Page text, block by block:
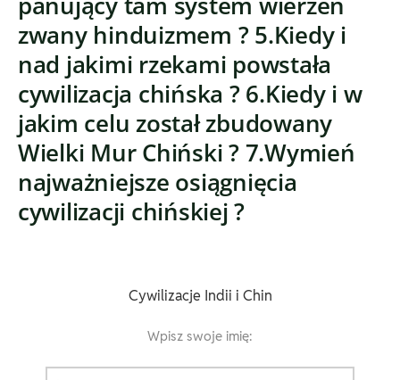
zwany hinduizmem ? 5.Kiedy i
nad jakimi rzekami powstała
cywilizacja chińska ? 6.Kiedy i w
jakim celu został zbudowany
Wielki Mur Chiński ? 7.Wymień
najważniejsze osiągnięcia
cywilizacji chińskiej ?